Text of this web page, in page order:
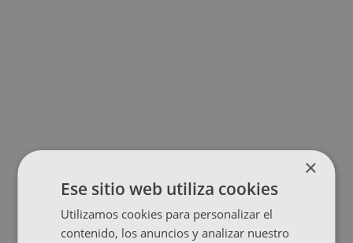
×
Ese sitio web utiliza cookies
Utilizamos cookies para personalizar el
contenido, los anuncios y analizar nuestro